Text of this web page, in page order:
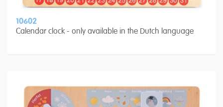
10602
Calendar clock - only available in the Dutch language